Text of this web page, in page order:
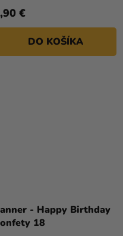
€
DO KOŠÍKA
- Happy Birthday
18